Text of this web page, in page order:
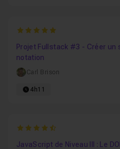
5
Projet Fullstack #3 - Créer un
notation
Carl Brison
4h11
4.9666666666667
JavaScript de Niveau III : Le